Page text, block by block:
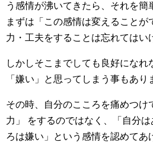
う感情が沸いてきたら、それを簡
まずは「この感情は変えることが
力・工夫をすることは忘れてはい
しかしそこまでしても良好になれ
「嫌い」と思ってしまう事もあり
その時、自分のこころを痛めつけ
力」 をするのではなく、「自分
ろは嫌い」という感情を認めてあ